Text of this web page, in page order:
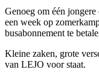
Genoeg om één
een week op
busabonnement te
Kleine zaken, grote
van LEJO voor staat.